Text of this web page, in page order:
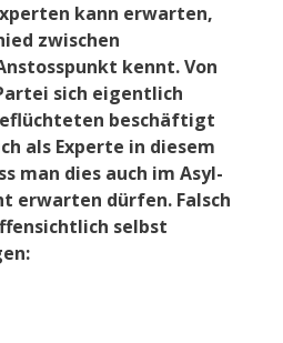
kann erwarten,
zwischen
kennt. Von
sich eigentlich
beschäftigt
als Experte in diesem
man dies auch im Asyl-
erwarten dürfen. Falsch
selbst